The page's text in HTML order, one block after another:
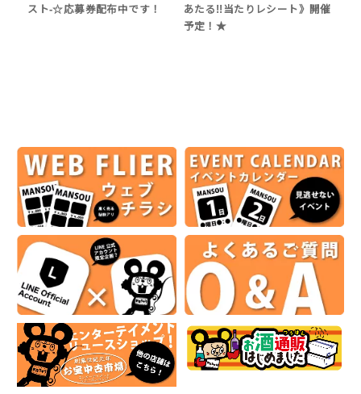
スト-☆応募券配布中です！
あたる!!当たりレシート》開催
予定！★